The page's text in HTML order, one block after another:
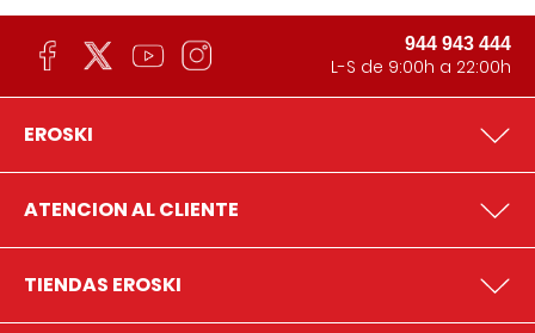
944 943 444
L-S de 9:00h a 22:00h
EROSKI
ATENCION AL CLIENTE
TIENDAS EROSKI